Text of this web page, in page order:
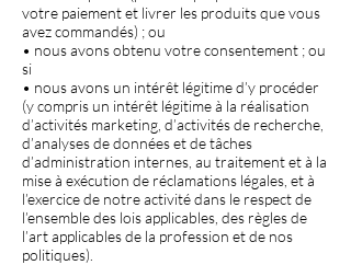
votre paiement et livrer les produits que vous
avez commandés) ; ou
• nous avons obtenu votre consentement ; ou
si
• nous avons un intérêt légitime d’y procéder
(y compris un intérêt légitime à la réalisation
d’activités marketing, d’activités de recherche,
d’analyses de données et de tâches
d’administration internes, au traitement et à la
mise à exécution de réclamations légales, et à
l’exercice de notre activité dans le respect de
l’ensemble des lois applicables, des règles de
l’art applicables de la profession et de nos
politiques).